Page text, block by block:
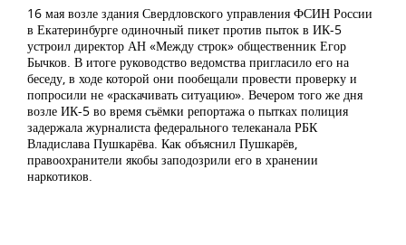
16 мая возле здания Свердловского управления ФСИН России
в Екатеринбурге одиночный пикет против пыток в ИК-5
устроил директор АН «Между строк» общественник Егор
Бычков. В итоге руководство ведомства пригласило его на
беседу, в ходе которой они пообещали провести проверку и
попросили не «раскачивать ситуацию». Вечером того же дня
возле ИК-5 во время съёмки репортажа о пытках полиция
задержала журналиста федерального телеканала РБК
Владислава Пушкарёва. Как объяснил Пушкарёв,
правоохранители якобы заподозрили его в хранении
наркотиков.